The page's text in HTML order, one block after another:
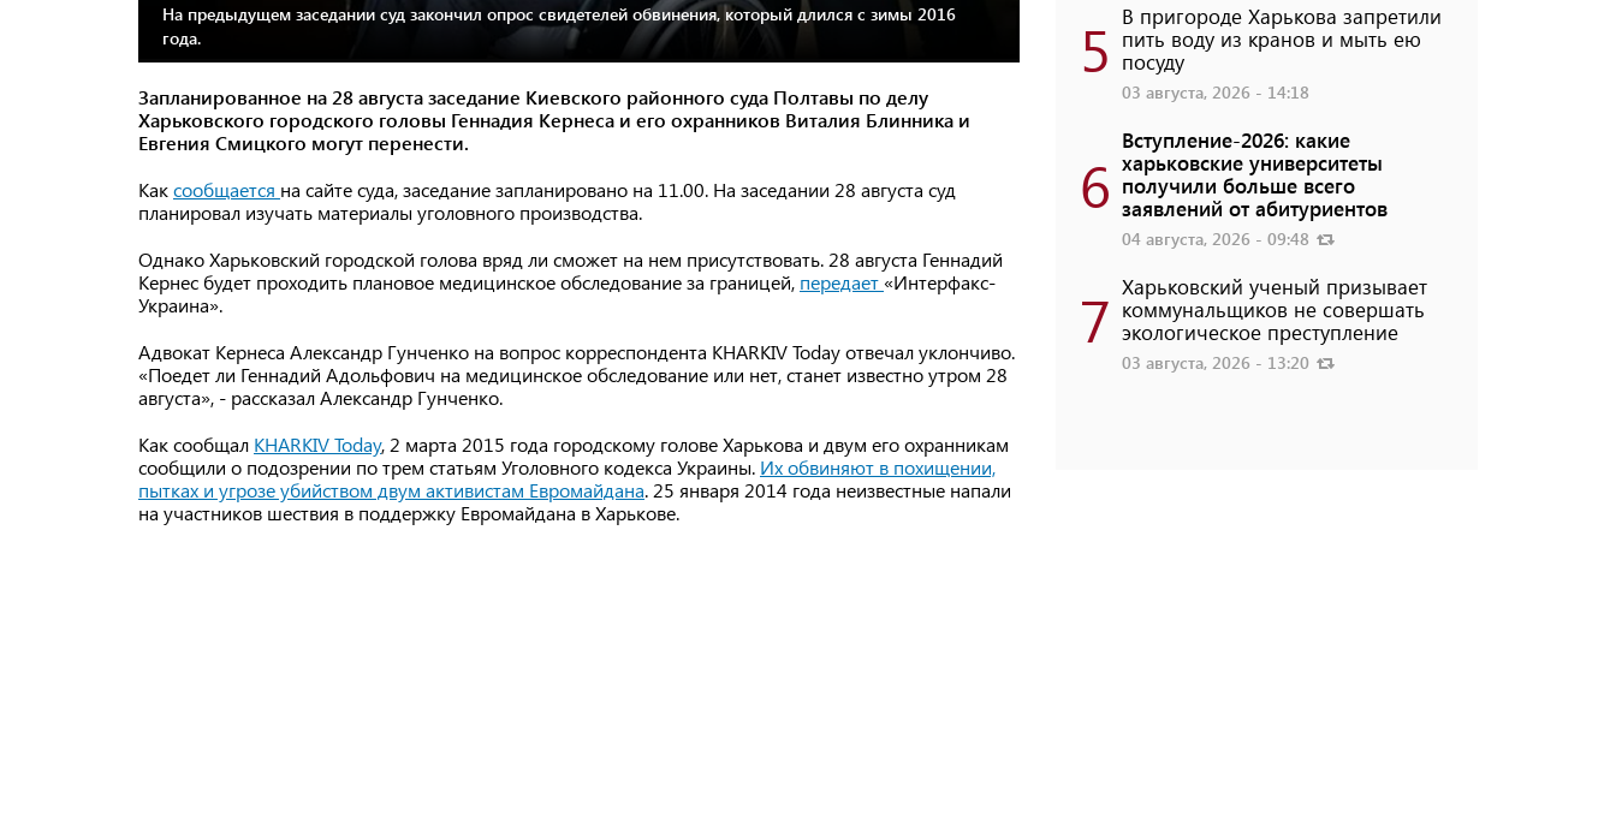
На предыдущем заседании суд закончил опрос свидетелей обвинения, который длился с зимы 2016
года.
Запланированное на 28 августа заседание Киевского районного суда Полтавы по делу
Харьковского городского головы Геннадия Кернеса и его охранников Виталия Блинника и
Евгения Смицкого могут перенести.
Каксообщается на сайте суда, заседание запланировано на 11.00. На заседании 28 августа суд
планировал изучать материалы уголовного производства.
Однако Харьковский городской голова вряд ли сможет на нем присутствовать. 28 августа Геннадий
Кернес будет проходить плановое медицинское обследование за границей, передает «Интерфакс-
Украина».
Адвокат Кернеса Александр Гунченко на вопрос корреспондента KHARKIV Today отвечал уклончиво.
«Поедет ли Геннадий Адольфович на медицинское обследование или нет, станет известно утром 28
августа», - рассказал Александр Гунченко.
Как сообщал KHARKIV Today, 2 марта 2015 года городскому голове Харькова и двум его охранникам
сообщили о подозрении по трем статьям Уголовного кодекса Украины. Их обвиняют в похищении,
пытках и угрозе убийством двум активистам Евромайдана. 25 января 2014 года неизвестные напали
на участников шествия в поддержку Евромайдана в Харькове.
5 В пригороде Харькова запретили
пить воду из кранов и мыть ею
посуду
03 августа, 2026 - 14:18
6
Вступление-2026: какие
харьковские университеты
получили больше всего
заявлений от абитуриентов
04 августа, 2026 - 09:48
7 Харьковский ученый призывает
коммунальщиков не совершать
экологическое преступление
03 августа, 2026 - 13:20